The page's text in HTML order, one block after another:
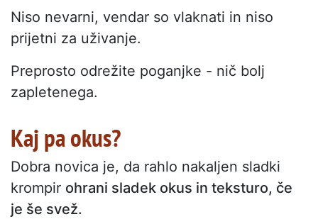
Niso nevarni, vendar so vlaknati in niso
prijetni za uživanje.
Preprosto odrežite poganjke - nič bolj
zapletenega.
Kaj pa okus?
Dobra novica je, da rahlo nakaljen sladki
krompir ohrani sladek okus in teksturo, če
je še svež.